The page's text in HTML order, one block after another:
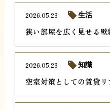
狭い部屋を広く見せる
2026.05.23 生活
空室対策としての賃貸リ
2026.05.23 知識